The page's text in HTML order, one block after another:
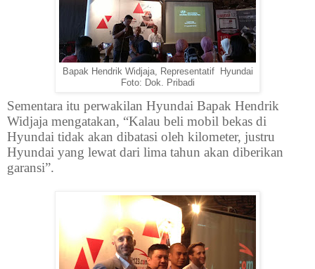
Bapak Hendrik Widjaja, Representatif Hyundai
Foto: Dok. Pribadi
Sementara itu perwakilan Hyundai Bapak Hendrik
Widjaja mengatakan, “Kalau beli mobil bekas di
Hyundai tidak akan dibatasi oleh kilometer, justru
Hyundai yang lewat dari lima tahun akan diberikan
garansi”.